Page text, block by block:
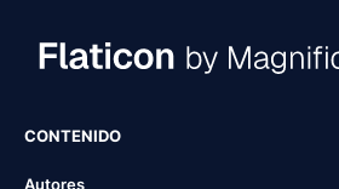
CONTENIDO
Autores